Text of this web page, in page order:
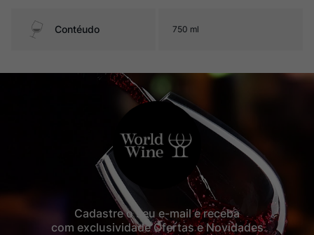
Contéudo 750 ml
Cadastre o seu e-mail e receba
com exclusividade Ofertas e Novidades